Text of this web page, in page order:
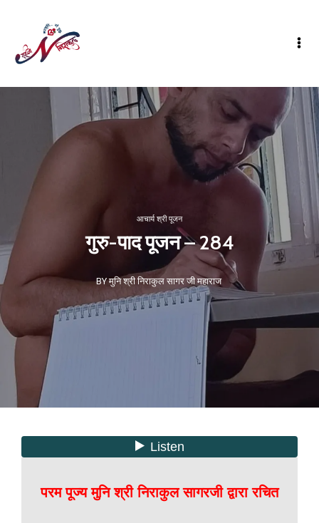
आचार्य श्री पूजन
गुरु-पाद पूजन – 284
BY मुनि श्री निराकुल सागर जी महाराज
परम पूज्य मुनि श्री निराकुल सागरजी द्वारा रचित